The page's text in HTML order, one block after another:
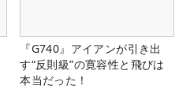
『G740』アイアンが引き出
す“反則級”の寛容性と飛びは
本当だった！